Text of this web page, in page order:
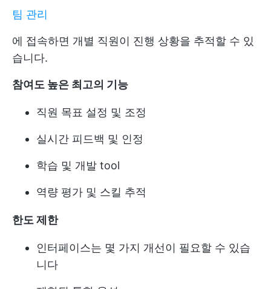
팀 관리
에 접속하면 개별 직원이 진행 상황을 추적할 수 있
습니다.
참여도 높은 최고의 기능
직원 목표 설정 및 조정
실시간 피드백 및 인정
학습 및 개발 tool
역량 평가 및 스킬 추적
한도 제한
인터페이스는 몇 가지 개선이 필요할 수 있습
니다